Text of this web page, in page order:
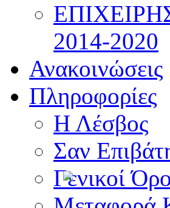
2014-2020
Ανακοινώσεις
Πληροφορίες
Η Λέσβος
Σαν
Γενικοί